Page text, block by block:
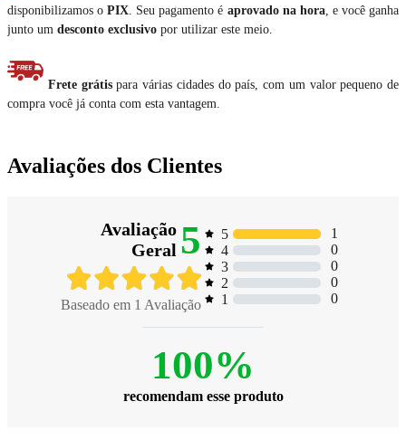
disponibilizamos oPIX . Seu pagamento é aprovado na hora, e você ganha
junto um desconto exclusivo por utilizar este meio.
Frete grátispara várias cidades do país, com um valor pequeno de
compra você já conta com esta vantagem.
Avaliações dos Clientes
Avaliação
Geral 5
Baseado em 1 Avaliação
5
1
4
0
3
0
2
0
1
0
100%
recomendam esse produto